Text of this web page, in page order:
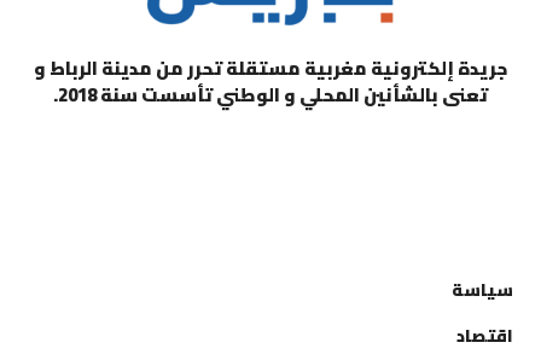
جريدة إلكترونية مغربية مستقلة تحرر من مدينة الرباط و
تعنى بالشأنين المحلي و الوطني تأسست سنة 2018.
سياسة
اقتصاد